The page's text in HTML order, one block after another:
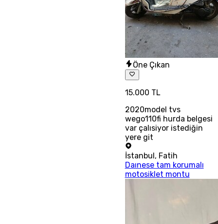
Öne Çıkan
15.000 TL
2020model tvs
wego110fi hurda belgesi
var çalısiyor istediğin
yere git
İstanbul, Fatih
Daınese tam korumalı
motosiklet montu